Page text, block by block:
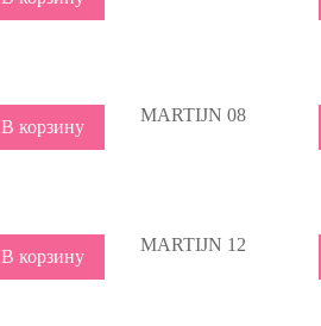
В корзину
MARTIJN 08
В корзину
MARTIJN 12